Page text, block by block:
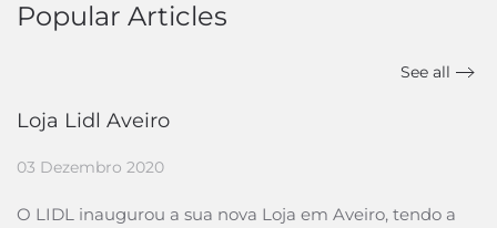
Popular Articles
See all
Loja Lidl Aveiro
03 Dezembro 2020
O LIDL inaugurou a sua nova Loja em Aveiro, tendo a